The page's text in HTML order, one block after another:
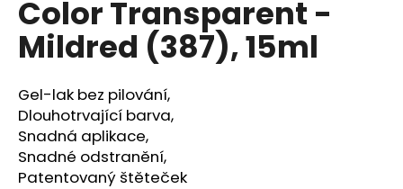
Color Transparent -
Mildred (387), 15ml
Gel-lak bez pilování,
Dlouhotrvající barva,
Snadná aplikace,
Snadné odstranění,
Patentovaný štěteček
a
j
t
?